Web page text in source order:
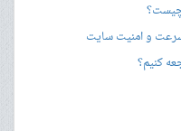
چیست؟
و امنیت سایت
کنیم؟